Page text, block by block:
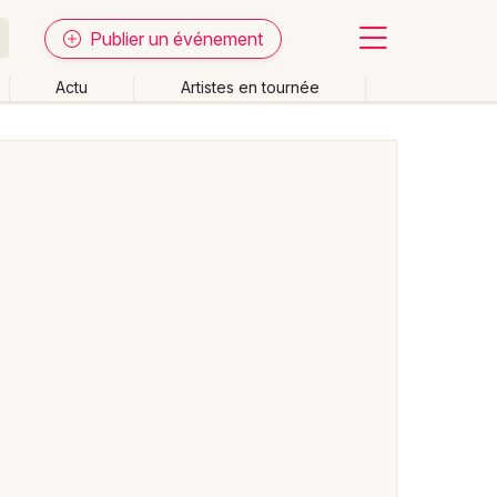
Publier un événement
Actu Artistes en tournée